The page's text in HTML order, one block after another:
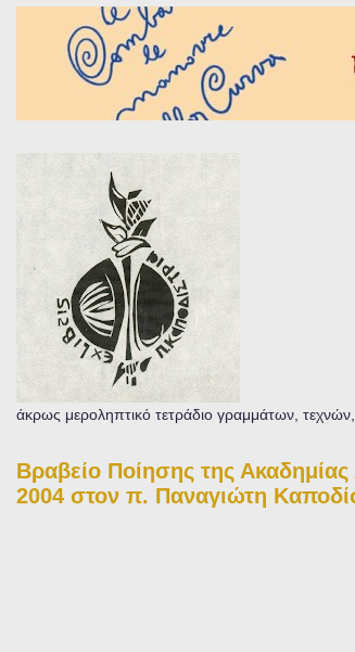
άκρως μεροληπτικό τετράδιο γραμμάτων,
Βραβείο Ποίησης της
2004 στον π. Παναγιώτη